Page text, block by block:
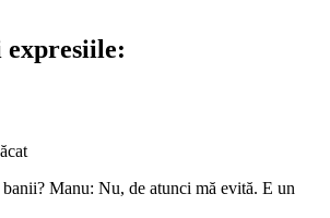
expresiile:
Manu: Nu, de atunci mă evită. E un